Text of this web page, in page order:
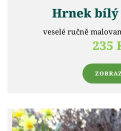
Hrnek bílý
veselé ručně
235